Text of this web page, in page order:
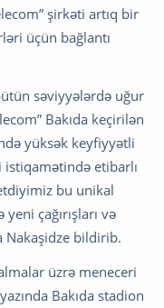
şirkəti artıq bir
üçün bağlantı
səviyyələrdə uğur
Bakıda keçirilən
yüksək keyfiyyətli
istiqamətində etibarlı
bu unikal
çağırışları və
Nakaşidze bildirib.
üzrə meneceri
Bakıda stadion